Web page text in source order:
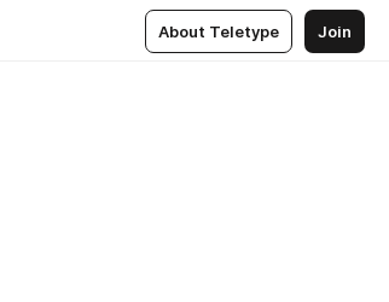
About Teletype Join